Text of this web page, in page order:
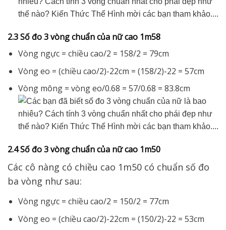
2.3 Số đo 3 vòng chuẩn của nữ cao 1m58
Vòng ngực = chiều cao/2 = 158/2 = 79cm
Vòng eo = (chiều cao/2)-22cm = (158/2)-22 = 57cm
Vòng mông = vòng eo/0.68 = 57/0.68 = 83.8cm
2.4 Số đo 3 vòng chuẩn của nữ cao 1m50
Các cô nàng có chiều cao 1m50 có chuẩn số đo
ba vòng như sau:
Vòng ngực = chiều cao/2 = 150/2 = 77cm
Vòng eo = (chiều cao/2)-22cm = (150/2)-22 = 53cm